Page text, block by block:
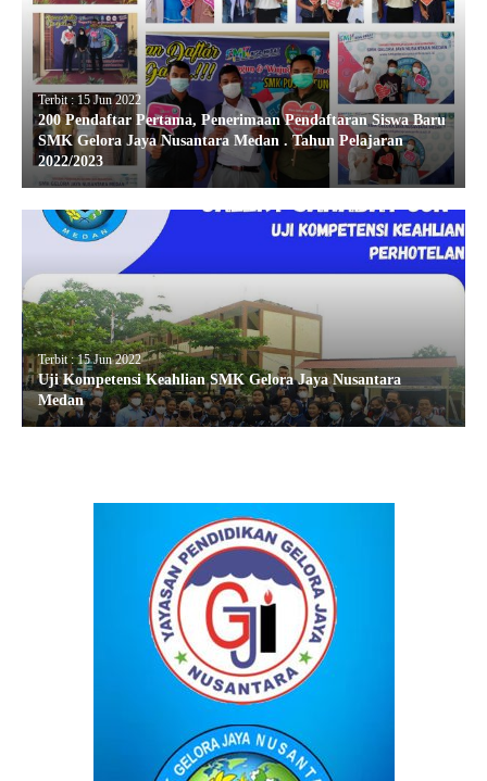
Terbit : 15 Jun 2022
200 Pendaftar Pertama, Penerimaan Pendaftaran Siswa Baru
SMK Gelora Jaya Nusantara Medan . Tahun Pelajaran
2022/2023
Terbit : 15 Jun 2022
Uji Kompetensi Keahlian SMK Gelora Jaya Nusantara
Medan